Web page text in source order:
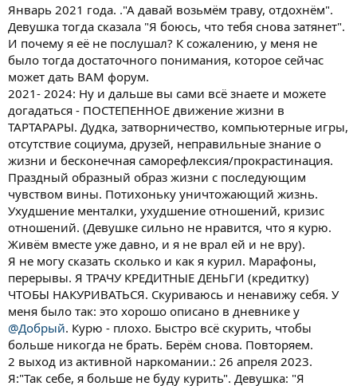
Январь 2021 года. ."А давай возьмём траву, отдохнём".
Девушка тогда сказала "Я боюсь, что тебя снова затянет".
И почему я её не послушал? К сожалению, у меня не
было тогда достаточного понимания, которое сейчас
может дать ВАМ форум.
2021- 2024: Ну и дальше вы сами всё знаете и можете
догадаться - ПОСТЕПЕННОЕ движение жизни в
ТАРТАРАРЫ. Дудка, затворничество, компьютерные игры,
отсутствие социума, друзей, неправильные знание о
жизни и бесконечная саморефлексия/прокрастинация.
Праздный образный образ жизни с последующим
чувством вины. Потихоньку уничтожающий жизнь.
Ухудшение менталки, ухудшение отношений, кризис
отношений. (Девушке сильно не нравится, что я курю.
Живём вместе уже давно, и я не врал ей и не вру).
Я не могу сказать сколько и как я курил. Марафоны,
перерывы. Я ТРАЧУ КРЕДИТНЫЕ ДЕНЬГИ (кредитку)
ЧТОБЫ НАКУРИВАТЬСЯ. Скуриваюсь и ненавижу себя. У
меня было так: это хорошо описано в дневнике у
@Добрый. Курю - плохо. Быстро всё скурить, чтобы
больше никогда не брать. Берём снова. Повторяем.
2 выход из активной наркомании.: 26 апреля 2023.
Я:"Так себе, я больше не буду курить". Девушка: "Я